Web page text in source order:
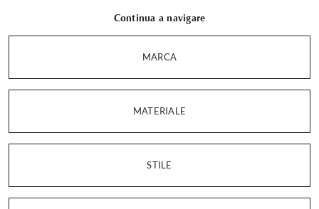
Continua a navigare
MARCA
MATERIALE
STILE